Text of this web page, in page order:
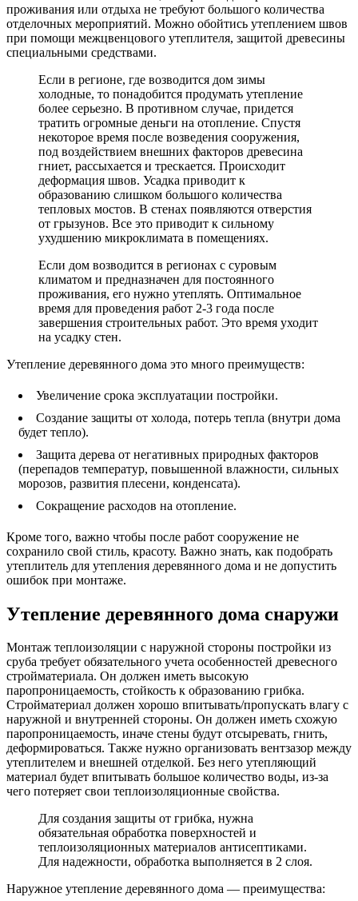
проживания или отдыха не требуют большого количества
отделочных мероприятий. Можно обойтись утеплением швов
при помощи межцвенцового утеплителя, защитой древесины
специальными средствами.
Если в регионе, где возводится дом зимы
холодные, то понадобится продумать утепление
более серьезно. В противном случае, придется
тратить огромные деньги на отопление. Спустя
некоторое время после возведения сооружения,
под воздействием внешних факторов древесина
гниет, рассыхается и трескается. Происходит
деформация швов. Усадка приводит к
образованию слишком большого количества
тепловых мостов. В стенах появляются отверстия
от грызунов. Все это приводит к сильному
ухудшению микроклимата в помещениях.
Если дом возводится в регионах с суровым
климатом и предназначен для постоянного
проживания, его нужно утеплять. Оптимальное
время для проведения работ 2-3 года после
завершения строительных работ. Это время уходит
на усадку стен.
Утепление деревянного дома это много преимуществ:
Увеличение срока эксплуатации постройки.
Создание защиты от холода, потерь тепла (внутри дома
будет тепло).
Защита дерева от негативных природных факторов
(перепадов температур, повышенной влажности, сильных
морозов, развития плесени, конденсата).
Сокращение расходов на отопление.
Кроме того, важно чтобы после работ сооружение не
сохранило свой стиль, красоту. Важно знать, как подобрать
утеплитель для утепления деревянного дома и не допустить
ошибок при монтаже.
Утепление деревянного дома снаружи
Монтаж теплоизоляции с наружной стороны постройки из
сруба требует обязательного учета особенностей древесного
стройматериала. Он должен иметь высокую
паропроницаемость, стойкость к образованию грибка.
Стройматериал должен хорошо впитывать/пропускать влагу с
наружной и внутренней стороны. Он должен иметь схожую
паропроницаемость, иначе стены будут отсыревать, гнить,
деформироваться. Также нужно организовать вентзазор между
утеплителем и внешней отделкой. Без него утепляющий
материал будет впитывать большое количество воды, из-за
чего потеряет свои теплоизоляционные свойства.
Для создания защиты от грибка, нужна
обязательная обработка поверхностей и
теплоизоляционных материалов антисептиками.
Для надежности, обработка выполняется в 2 слоя.
Наружное утепление деревянного дома — преимущества: